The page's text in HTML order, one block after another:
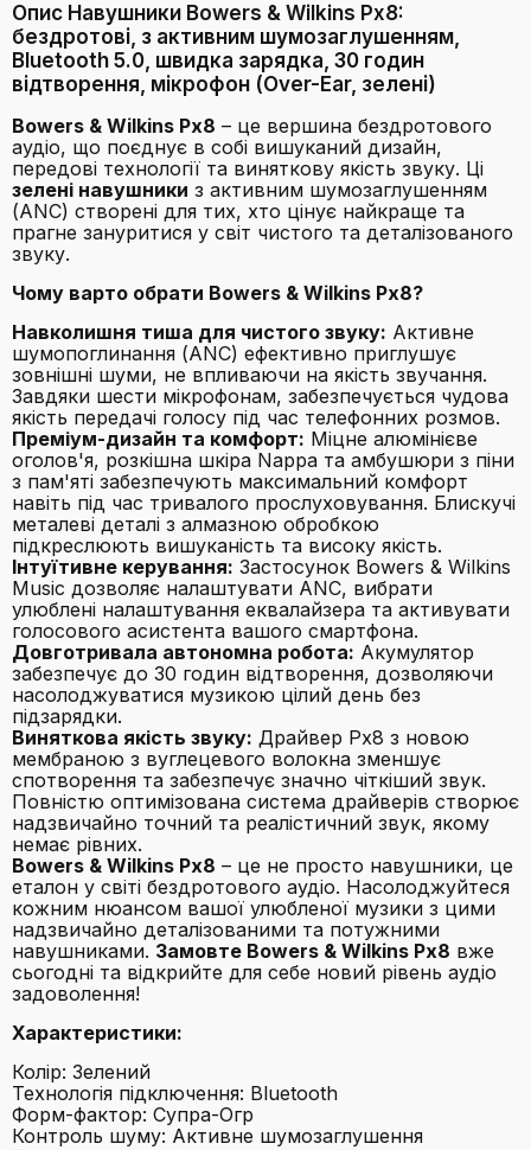
Опис Навушники Bowers & Wilkins Px8:
бездротові, з активним шумозаглушенням,
Bluetooth 5.0, швидка зарядка, 30 годин
відтворення, мікрофон (Over-Ear, зелені)
Bowers & Wilkins Px8 – це вершина бездротового
аудіо, що поєднує в собі вишуканий дизайн,
передові технології та виняткову якість звуку. Ці
зелені навушники з активним шумозаглушенням
(ANC) створені для тих, хто цінує найкраще та
прагне зануритися у світ чистого та деталізованого
звуку.
Чому варто обрати Bowers & Wilkins Px8?
Навколишня тиша для чистого звуку: Активне
шумопоглинання (ANC) ефективно приглушує
зовнішні шуми, не впливаючи на якість звучання.
Завдяки шести мікрофонам, забезпечується чудова
якість передачі голосу під час телефонних розмов.
Преміум-дизайн та комфорт: Міцне алюмінієве
оголов'я, розкішна шкіра Nappa та амбушюри з піни
з пам'яті забезпечують максимальний комфорт
навіть під час тривалого прослуховування. Блискучі
металеві деталі з алмазною обробкою
підкреслюють вишуканість та високу якість.
Інтуїтивне керування: Застосунок Bowers & Wilkins
Music дозволяє налаштувати ANC, вибрати
улюблені налаштування еквалайзера та активувати
голосового асистента вашого смартфона.
Довготривала автономна робота: Акумулятор
забезпечує до 30 годин відтворення, дозволяючи
насолоджуватися музикою цілий день без
підзарядки.
Виняткова якість звуку: Драйвер Px8 з новою
мембраною з вуглецевого волокна зменшує
спотворення та забезпечує значно чіткіший звук.
Повністю оптимізована система драйверів створює
надзвичайно точний та реалістичний звук, якому
немає рівних.
Bowers & Wilkins Px8 – це не просто навушники, це
еталон у світі бездротового аудіо. Насолоджуйтеся
кожним нюансом вашої улюбленої музики з цими
надзвичайно деталізованими та потужними
навушниками. Замовте Bowers & Wilkins Px8 вже
сьогодні та відкрийте для себе новий рівень аудіо
задоволення!
Характеристики:
Колір: Зелений
Технологія підключення: Bluetooth
Форм-фактор: Супра-Огр
Контроль шуму: Активне шумозаглушення